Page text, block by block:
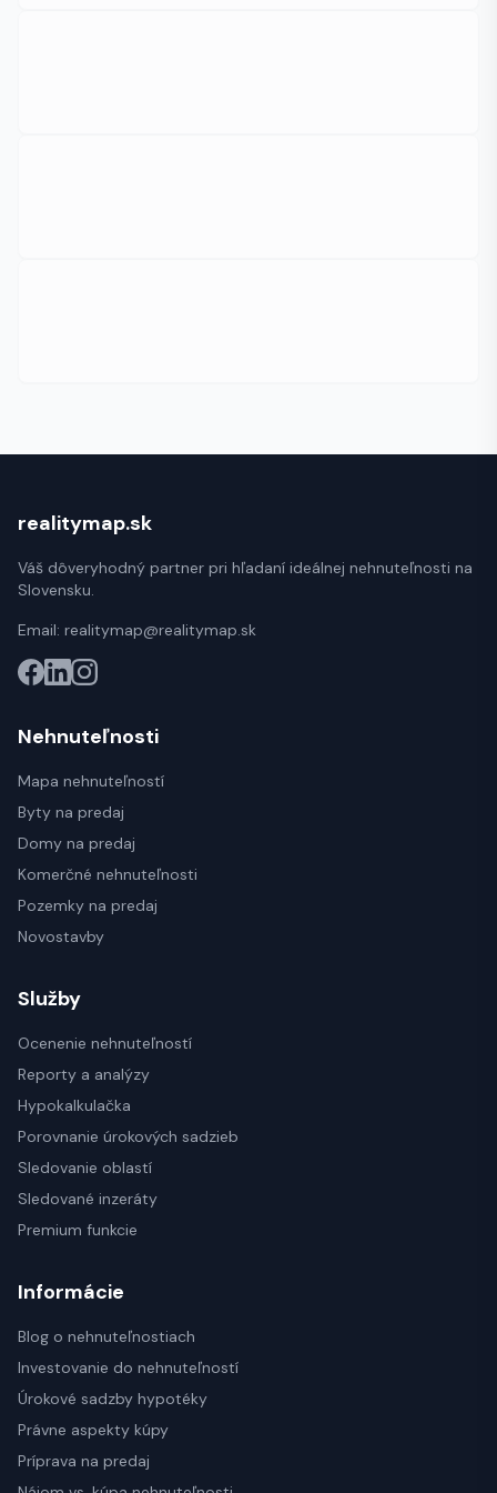
realitymap.sk
Váš dôveryhodný partner pri hľadaní ideálnej nehnuteľnosti na
Slovensku.
Email: realitymap@realitymap.sk
Nehnuteľnosti
Mapa nehnuteľností
Byty na predaj
Domy na predaj
Komerčné nehnuteľnosti
Pozemky na predaj
Novostavby
Služby
Ocenenie nehnuteľností
Reporty a analýzy
Hypokalkulačka
Porovnanie úrokových sadzieb
Sledovanie oblastí
Sledované inzeráty
Premium funkcie
Informácie
Blog o nehnuteľnostiach
Investovanie do nehnuteľností
Úrokové sadzby hypotéky
Právne aspekty kúpy
Príprava na predaj